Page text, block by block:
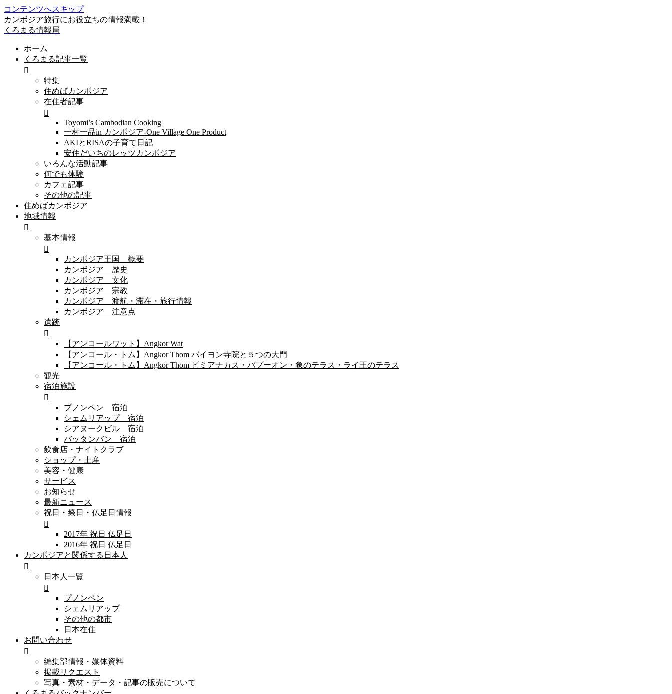
コンテンツへスキップ
カンボジア旅行にお役立ちの情報満載！
くろまる情報局
ホーム
くろまる記事一覧
特集
住めばカンボジア
在住者記事
Toyomi’s Cambodian Cooking
一村一品in カンボジア-One Village One Product
AKIとRISAの子育て日記
安住だいちのレッツカンボジア
いろんな活動記事
何でも体験
カフェ記事
その他の記事
住めばカンボジア
地域情報
基本情報
カンボジア王国 概要
カンボジア 歴史
カンボジア 文化
カンボジア 宗教
カンボジア 渡航・滞在・旅行情報
カンボジア 注意点
遺跡
【アンコールワット】Angkor Wat
【アンコール・トム】Angkor Thom バイヨン寺院と５つの大門
【アンコール・トム】Angkor Thom ピミアナカス・バプーオン・象のテラス・ライ王のテラス
観光
宿泊施設
プノンペン 宿泊
シェムリアップ 宿泊
シアヌークビル 宿泊
バッタンバン 宿泊
飲食店・ナイトクラブ
ショップ・土産
美容・健康
サービス
お知らせ
最新ニュース
祝日・祭日・仏足日情報
2017年 祝日 仏足日
2016年 祝日 仏足日
カンボジアと関係する日本人
日本人一覧
プノンペン
シェムリアップ
その他の都市
日本在住
お問い合わせ
編集部情報・媒体資料
掲載リクエスト
写真・素材・データ・記事の販売について